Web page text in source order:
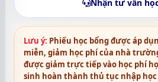
Nhận tư vấn
Lưu ý: Phiếu học bổng được áp
miễn, giảm học phí của nhà
được giảm trực tiếp vào học phí
sinh hoàn thành thủ tục nhập